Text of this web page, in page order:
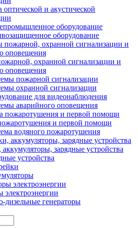
оптической и акустической
оборудование
оборудование
охранной сигнализации и
оповещения
пожарной сигнализации
охранной сигнализации
для видеонаблюдения
аварийного оповещения
и первой помощи
водяного пожаротушения
аккумуляторы, зарядные устройства
устройства
электроэнергии
дизельные генераторы